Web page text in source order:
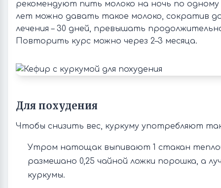
рекомендуют пить молоко на ночь по одному
лет можно давать такое молоко, сократив
лечения – 30 дней, превышать
Повторить курс можно через 2–3 месяца.
Для похудения
Чтобы снизить вес, куркуму употребляют
Утром натощак выпивают 1 стакан
размешано 0,25 чайной ложки порошка, а
куркумы.